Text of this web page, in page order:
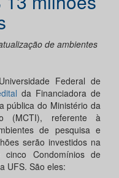
de ambientes
Federal de
da Financiadora de
pública do Ministério da
(MCTI), referente à
de pesquisa e
serão investidos na
cinco Condomínios de
UFS. São eles: